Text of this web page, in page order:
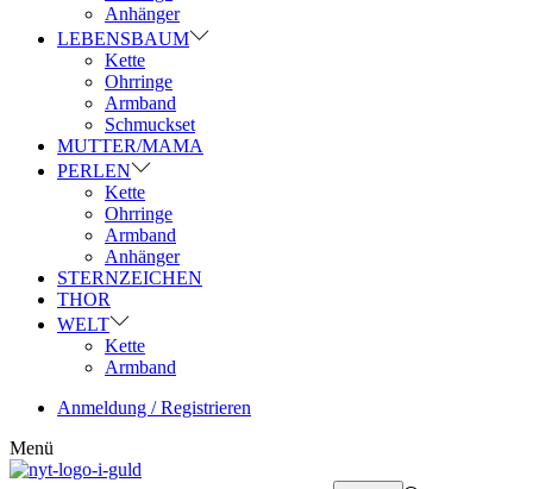
Anhänger
LEBENSBAUM
Kette
Ohrringe
Armband
Schmuckset
MUTTER/MAMA
PERLEN
Kette
Ohrringe
Armband
Anhänger
STERNZEICHEN
THOR
WELT
Kette
Armband
Anmeldung / Registrieren
Menü